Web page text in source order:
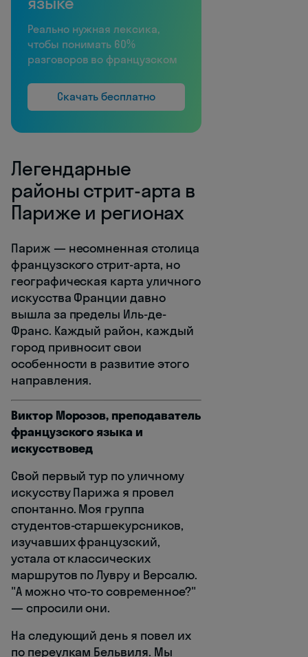
Реально нужная лексика,
чтобы понимать 60%
разговоров во французском
Скачать бесплатно
Легендарные
районы стрит-арта в
Париже и регионах
Париж — несомненная столица
французского стрит-арта, но
географическая карта уличного
искусства Франции давно
вышла за пределы Иль-де-
Франс. Каждый район, каждый
город привносит свои
особенности в развитие этого
направления.
Виктор Морозов, преподаватель
французского языка и
искусствовед
Свой первый тур по уличному
искусству Парижа я провел
спонтанно. Моя группа
студентов-старшекурсников,
изучавших французский,
устала от классических
маршрутов по Лувру и Версалю.
"А можно что-то современное?"
— спросили они.
На следующий день я повел их
по переулкам Бельвиля. Мы